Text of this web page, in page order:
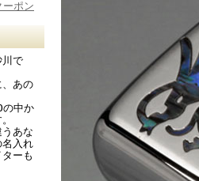
ーポン
川で
、あの
の中か
あな
名入れ
ーも